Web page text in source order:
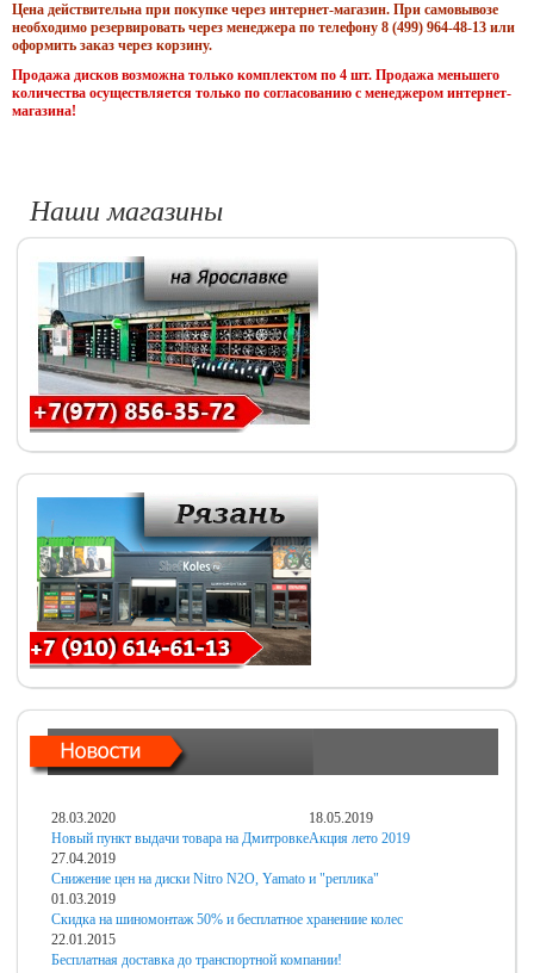
Цена действительна при покупке через интернет-магазин. При самовывозе
необходимо резервировать через менеджера по телефону 8 (499) 964-48-13 или
оформить заказ через корзину.
Продажа дисков возможна только комплектом по 4 шт. Продажа меньшего
количества осуществляется только по согласованию с менеджером интернет-
магазина!
Наши магазины
28.03.2020
Новый пункт выдачи товара на Дмитровке
18.05.2019
Акция лето 2019
27.04.2019
Снижение цен на диски Nitro N2O, Yamato и "реплика"
01.03.2019
Скидка на шиномонтаж 50% и бесплатное хранениие колес
22.01.2015
Бесплатная доставка до транспортной компании!